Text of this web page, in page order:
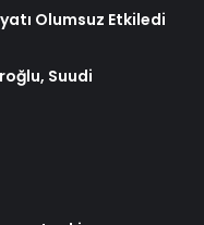
Olumsuz Etkiledi
Suudi